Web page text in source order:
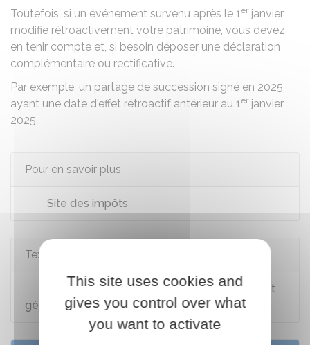
Toutefois, si un événement survenu après le 1er janvier
modifie rétroactivement votre patrimoine, vous devez
en tenir compte et, si besoin déposer une déclaration
complémentaire ou rectificative.
Par exemple, un partage de succession signé en 2025
ayant une date d'effet rétroactif antérieur au 1er janvier
2025.
Pour en savoir plus
Site des impôts
Textes de référence
Bofip-Impôts n°BOI-PAT-IFI-10 relatif au fait
générateur de l'IFI
This site uses cookies and
gives you control over what
you want to activate